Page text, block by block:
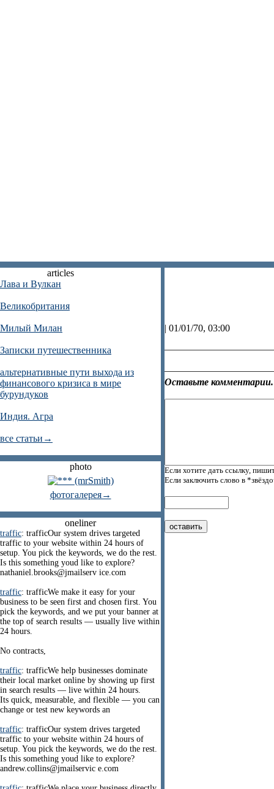
articles
Лава и Вулкан
Великобритания
Милый Милан
Записки путешественника
альтернативные пути выхода из
финансового кризиса в мире
бурундуков
Индия. Агра
все статьи→
photo
фотогалерея→
oneliner
traffic: trafficOur system drives targeted
traffic to your website within 24 hours of
setup. You pick the keywords, we do the rest.
Is this something youd like to explore?
nathaniel.brooks@jmailserv ice.com
traffic: trafficWe make it easy for your
business to be seen first and chosen first. You
pick the keywords, and we put your banner at
the top of search results — usually live within
24 hours.
No contracts,
traffic: trafficWe help businesses dominate
their local market online by showing up first
in search results — live within 24 hours.
Its quick, measurable, and flexible — you can
change or test new keywords an
traffic: trafficOur system drives targeted
traffic to your website within 24 hours of
setup. You pick the keywords, we do the rest.
Is this something youd like to explore?
andrew.collins@jmailservic e.com
| 01/01/70, 03:00
Оставьте
Если хотите дать ссылку,
Если заключить слово в